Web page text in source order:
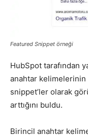
Featured Snippet örneği
HubSpot tarafından
anahtar kelimelerinin
snippet’ler olarak
arttığını buldu.
Birincil anahtar